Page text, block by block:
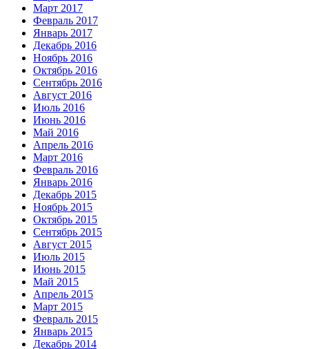
Март 2017
Февраль 2017
Январь 2017
Декабрь 2016
Ноябрь 2016
Октябрь 2016
Сентябрь 2016
Август 2016
Июль 2016
Июнь 2016
Май 2016
Апрель 2016
Март 2016
Февраль 2016
Январь 2016
Декабрь 2015
Ноябрь 2015
Октябрь 2015
Сентябрь 2015
Август 2015
Июль 2015
Июнь 2015
Май 2015
Апрель 2015
Март 2015
Февраль 2015
Январь 2015
Декабрь 2014